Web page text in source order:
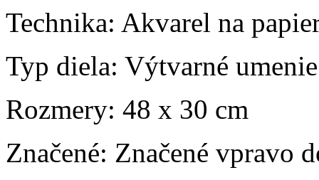
Technika: Akvarel na
Typ diela: Výtvarné umenie
Rozmery: 48 x 30 cm
Značené: Značené vpravo